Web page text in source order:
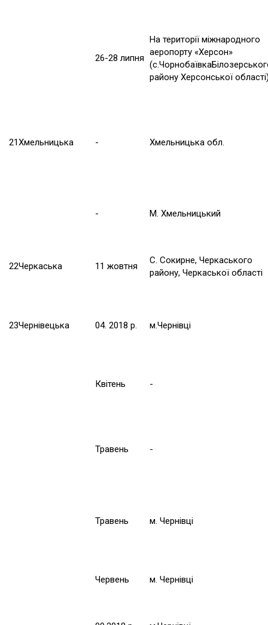
26-28 липня
На території міжнародного
аеропорту «Херсон»
району Херсонської
21Хмельницька - Хмельницька обл.
- М. Хмельницький
22Черкаська 11 жовтня
С. Сокирне, Черкаського
району, Черкаської області
23Чернівецька 04. 2018 р. м.Чернівці
Квітень -
Травень -
Травень м. Чернівці
Червень м. Чернівці